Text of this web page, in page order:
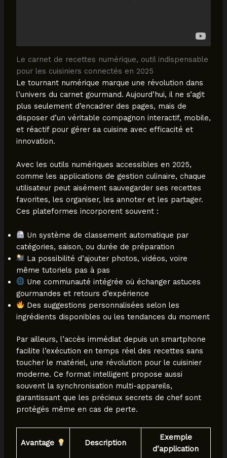
Le carnet de recettes numérique, outil indispensable
pour les cuisiniers connectés en 2025
Le tournant numérique marque une révolution dans
l’univers du carnet gourmand. Aujourd’hui, il ne s’agit
plus seulement d’encadrer des pages, mais de
disposer d’un véritable compagnon interactif, mobile,
et réactif pour gérer sa cuisine avec efficacité et
innovation.
Avec les outils numériques accessibles en 2025,
comme les applications de gestion culinaire, chaque
utilisateur peut aisément sauvegarder ses recettes
favorites, les organiser, les annoter et les partager.
Ces plateformes incorporent souvent :
Un système de classement automatique par
catégories, saison, ou durée de préparation
La possibilité d’ajouter photos, vidéos, voire
même tutoriels pas à pas
Une communauté intégrée où échanger astuces
gourmandes et retours d’expérience
Des suggestions personnalisées selon les
ingrédients disponibles ou les tendances du moment
Par ailleurs, l’accès immédiat depuis un smartphone
facilite l’exécution en temps réel des recettes sans
toucher le matériel, une révolution pour le cuisinier
moderne. Ce format intelligent propose aussi
souvent la synchronisation multi-appareils,
garantissant que les précieux secrets de chef sont
protégés même en cas de perte.
Avantage Description
Exemple
d’application